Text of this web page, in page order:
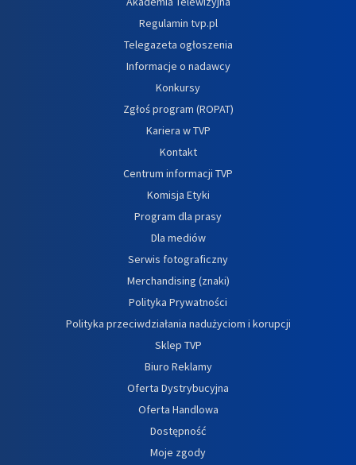
Regulamin tvp.pl
Telegazeta ogłoszenia
Informacje o nadawcy
Konkursy
Zgłoś program (ROPAT)
Kariera w TVP
Kontakt
Centrum informacji TVP
Komisja Etyki
Program dla prasy
Dla mediów
Serwis fotograficzny
Merchandising (znaki)
Polityka Prywatności
Polityka przeciwdziałania nadużyciom i korupcji
Sklep TVP
Biuro Reklamy
Oferta Dystrybucyjna
Oferta Handlowa
Dostępność
Moje zgody